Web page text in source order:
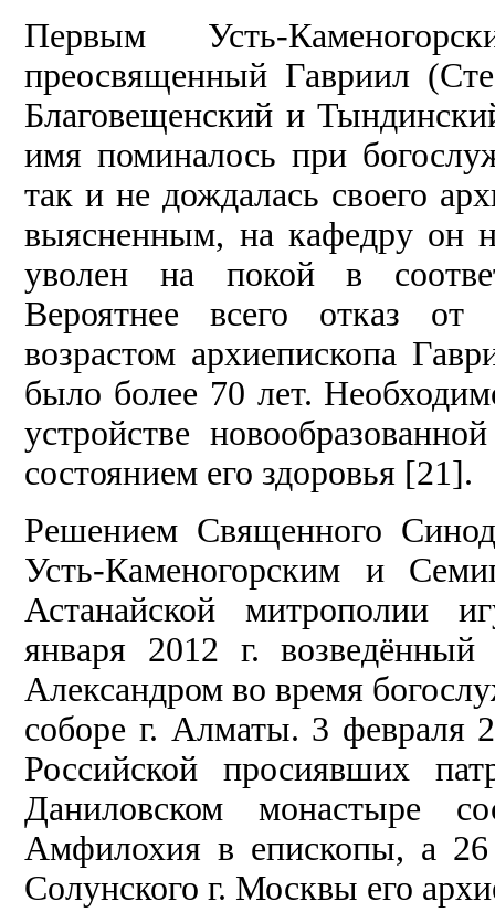
Первым Усть-
преосвященный Гавриил
Благовещенский и
имя поминалось при
так и не дождалась своего
выясненным, на кафедру он
уволен на покой в
Вероятнее всего отказ от
возрастом архиепископа
было более 70 лет.
устройстве
состоянием его здоровья [21].
Решением Священного
Усть-Каменогорским и
Астанайской митрополии
января 2012 г.
Александром во время
соборе г. Алматы. 3 февраля
Российской просиявших
Даниловском монастыре
Амфилохия в епископы, а
Солунского г. Москвы его